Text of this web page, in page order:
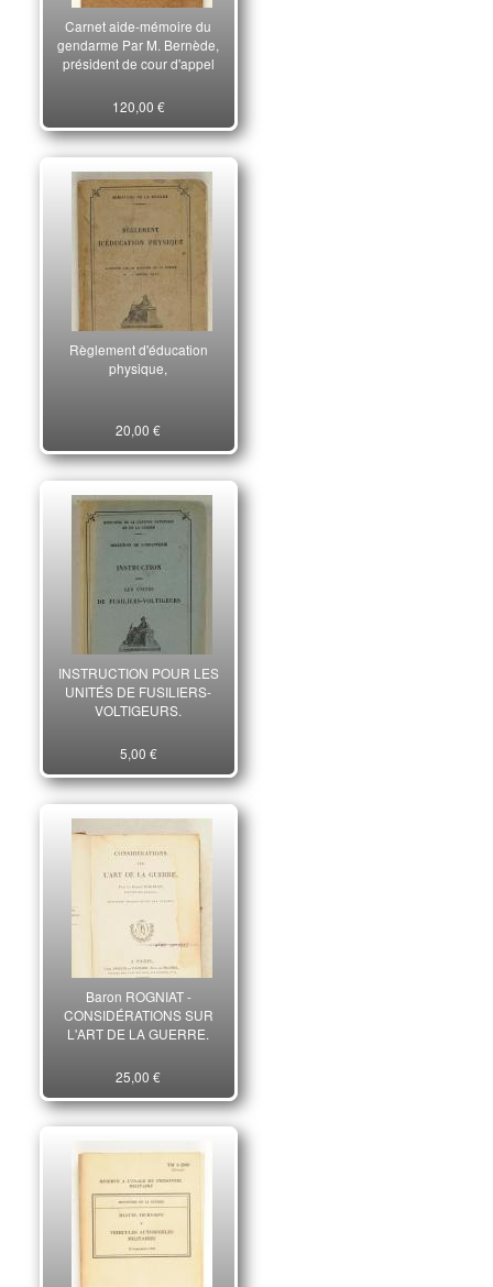
Carnet aide-mémoire du
gendarme Par M. Bernède,
président de cour d'appel
120,00 €
Règlement d'éducation
physique,
20,00 €
INSTRUCTION POUR LES
UNITÉS DE FUSILIERS-
VOLTIGEURS.
5,00 €
Baron ROGNIAT -
CONSIDÉRATIONS SUR
L'ART DE LA GUERRE.
25,00 €